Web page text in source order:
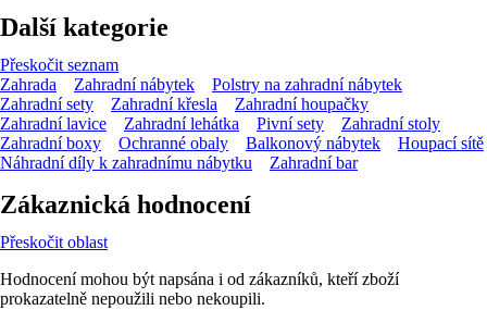
Další kategorie
Přeskočit seznam
Zahrada
Zahradní nábytek
Polstry na zahradní nábytek
Zahradní sety
Zahradní křesla
Zahradní houpačky
Zahradní lavice
Zahradní lehátka Pivní sety
Zahradní stoly
Zahradní boxy
Ochranné obaly Balkonový nábytek
Houpací sítě
Náhradní díly k zahradnímu nábytku
Zahradní bar
Zákaznická hodnocení
Přeskočit oblast
Hodnocení mohou být napsána i od zákazníků, kteří zboží
prokazatelně nepoužili nebo nekoupili.